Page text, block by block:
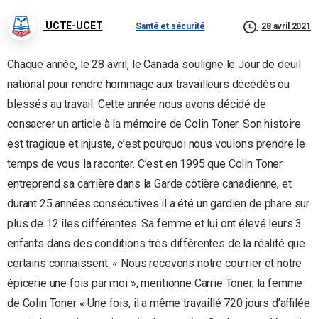
UCTE-UCET Santé et sécurité 28 avril 2021
Chaque année, le 28 avril, le Canada souligne le Jour de deuil
national pour rendre hommage aux travailleurs décédés ou
blessés au travail. Cette année nous avons décidé de
consacrer un article à la mémoire de Colin Toner. Son histoire
est tragique et injuste, c’est pourquoi nous voulons prendre le
temps de vous la raconter. C’est en 1995 que Colin Toner
entreprend sa carrière dans la Garde côtière canadienne, et
durant 25 années consécutives il a été un gardien de phare sur
plus de 12 îles différentes. Sa femme et lui ont élevé leurs 3
enfants dans des conditions très différentes de la réalité que
certains connaissent. « Nous recevons notre courrier et notre
épicerie une fois par moi », mentionne Carrie Toner, la femme
de Colin Toner « Une fois, il a même travaillé 720 jours d’affilée